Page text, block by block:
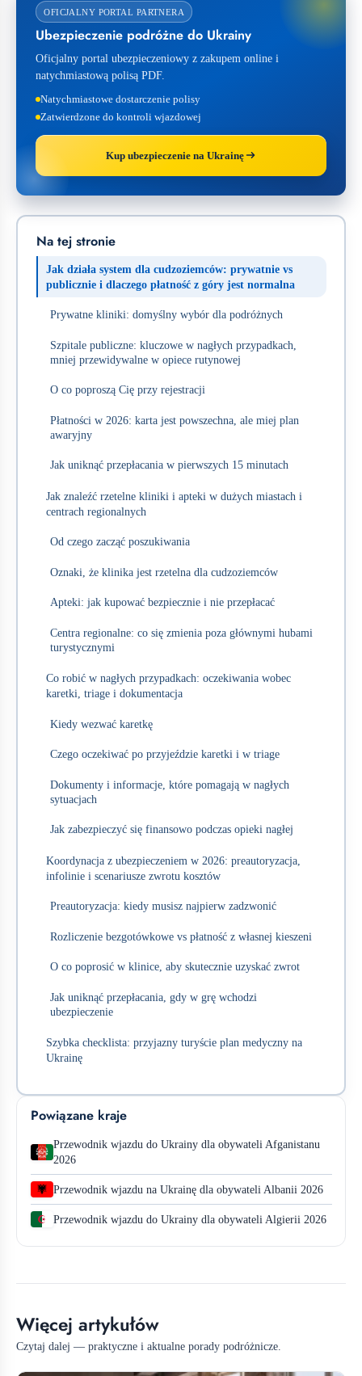
OFICJALNY PORTAL PARTNERA
Ubezpieczenie podróżne do Ukrainy
Oficjalny portal ubezpieczeniowy z zakupem online i
natychmiastową polisą PDF.
Natychmiastowe dostarczenie polisy
Zatwierdzone do kontroli wjazdowej
Kup ubezpieczenie na Ukrainę
Na tej stronie
Jak działa system dla cudzoziemców: prywatnie vs
publicznie i dlaczego płatność z góry jest normalna
Prywatne kliniki: domyślny wybór dla podróżnych
Szpitale publiczne: kluczowe w nagłych przypadkach,
mniej przewidywalne w opiece rutynowej
O co poproszą Cię przy rejestracji
Płatności w 2026: karta jest powszechna, ale miej plan
awaryjny
Jak uniknąć przepłacania w pierwszych 15 minutach
Jak znaleźć rzetelne kliniki i apteki w dużych miastach i
centrach regionalnych
Od czego zacząć poszukiwania
Oznaki, że klinika jest rzetelna dla cudzoziemców
Apteki: jak kupować bezpiecznie i nie przepłacać
Centra regionalne: co się zmienia poza głównymi hubami
turystycznymi
Co robić w nagłych przypadkach: oczekiwania wobec
karetki, triage i dokumentacja
Kiedy wezwać karetkę
Czego oczekiwać po przyjeździe karetki i w triage
Dokumenty i informacje, które pomagają w nagłych
sytuacjach
Jak zabezpieczyć się finansowo podczas opieki nagłej
Koordynacja z ubezpieczeniem w 2026: preautoryzacja,
infolinie i scenariusze zwrotu kosztów
Preautoryzacja: kiedy musisz najpierw zadzwonić
Rozliczenie bezgotówkowe vs płatność z własnej kieszeni
O co poprosić w klinice, aby skutecznie uzyskać zwrot
Jak uniknąć przepłacania, gdy w grę wchodzi
ubezpieczenie
Szybka checklista: przyjazny turyście plan medyczny na
Ukrainę
Powiązane kraje
Przewodnik wjazdu do Ukrainy dla obywateli Afganistanu
2026
Przewodnik wjazdu na Ukrainę dla obywateli Albanii 2026
Przewodnik wjazdu do Ukrainy dla obywateli Algierii 2026
Więcej artykułów
Czytaj dalej — praktyczne i aktualne porady podróżnicze.